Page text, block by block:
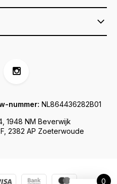
1948 NM Beverwijk
2382 AP Zoeterwoude
nummer: NL864436282B01
0